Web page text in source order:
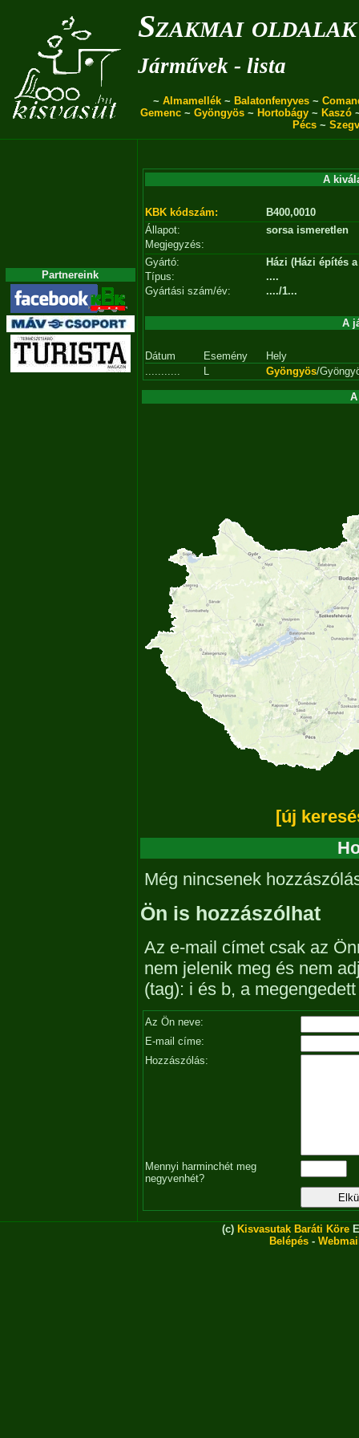
Szakmai oldalak
Járművek - lista
~ Almamellék ~ Balatonfenyves ~
Gemenc ~ Gyöngyös ~ Hortobágy ~ Kaszó
Pécs ~
Partnereink
A
KBK kódszám:
B400,0010
Állapot:
sorsa ismeretlen
Megjegyzés:
Gyártó:
Házi (Házi építés
Típus:
....
Gyártási szám/év:
..../1...
A
Dátum Esemény
Hely
...........
L Gyöngyös/
[új
Még nincsenek
Ön is hozzászólhat
Az e-mail címet csak az
nem jelenik meg és nem
(tag): i és b, a
Az Ön neve:
E-mail címe:
Hozzászólás:
Mennyi harminchét meg
negyvenhét?
(c) Kisvasutak Baráti Köre
Belépés -